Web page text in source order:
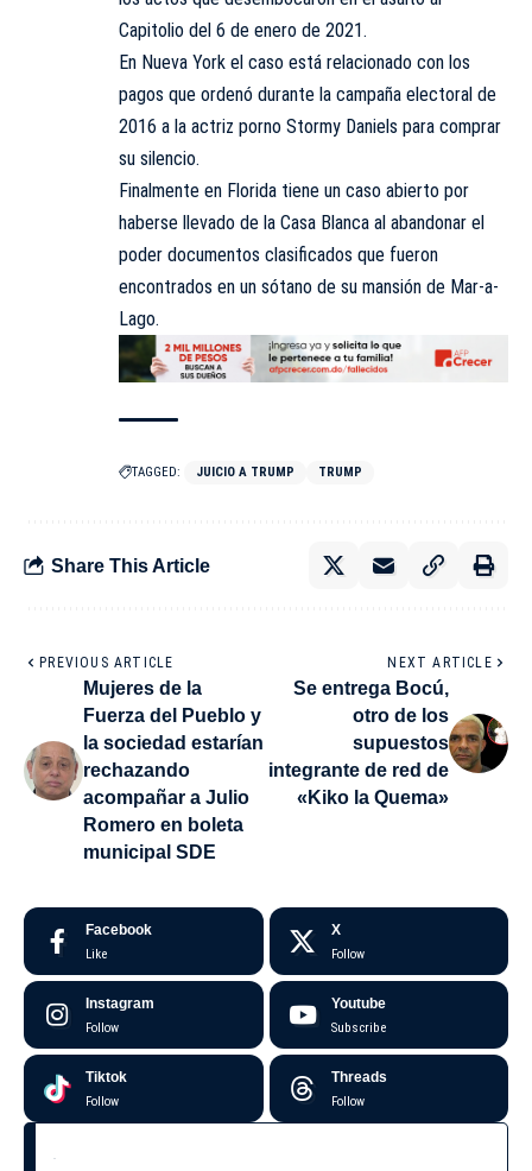
Capitolio del 6 de enero de 2021.
En Nueva York el caso está relacionado con los
pagos que ordenó durante la campaña electoral de
2016 a la actriz porno Stormy Daniels para comprar
su silencio.
Finalmente en Florida tiene un caso abierto por
haberse llevado de la Casa Blanca al abandonar el
poder documentos clasificados que fueron
encontrados en un sótano de su mansión de Mar-a-
Lago.
TAGGED: JUICIO A TRUMP TRUMP
Share This Article
PREVIOUS ARTICLE
Mujeres de la
Fuerza del Pueblo y
la sociedad estarían
rechazando
acompañar a Julio
Romero en boleta
municipal SDE
NEXT ARTICLE
Se entrega Bocú,
otro de los
supuestos
integrante de red de
«Kiko la Quema»
Facebook
Like
X
Follow
Instagram
Follow
Youtube
Subscribe
Tiktok
Follow
Threads
Follow